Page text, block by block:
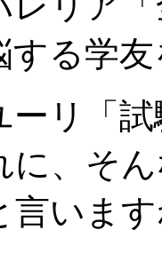
する学
リ「試
に、そ
言いま